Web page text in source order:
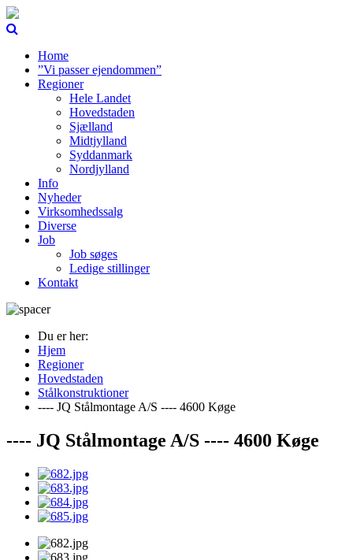
Home
”Vi passer ejendommen”
Regioner
Hele Landet
Hovedstaden
Sjælland
Midtjylland
Syddanmark
Nordjylland
Info
Nyheder
Virksomhedssalg
Diverse
Job
Job søges
Ledige stillinger
Kontakt
Du er her:
Hjem
Regioner
Hovedstaden
Stålkonstruktioner
---- JQ Stålmontage A/S ---- 4600 Køge
---- JQ Stålmontage A/S ---- 4600 Køge